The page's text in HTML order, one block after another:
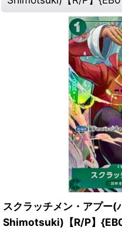
スクラッチメン・アプ
Shimotsuki)【R/P】